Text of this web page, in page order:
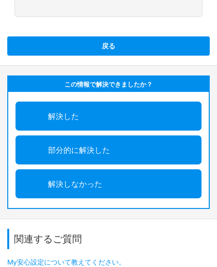
戻る
この情報で解決できましたか？
解決した
部分的に解決した
解決しなかった
関連するご質問
My安心設定について教えてください。